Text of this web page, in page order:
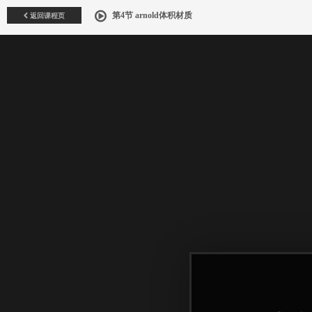
返回课程页 第4节 arnold体积材质